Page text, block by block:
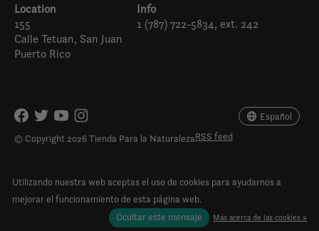
Location
155
Calle Tetuan, San Juan
Puerto Rico
Info
1 (787) 722-5834, ext. 242
© Copyright 2026 Tienda Para la NaturalezaRSS feed
Español
Utilizando nuestra web aceptas el uso de cookies para ayudarnos a
mejorar el funcionamiento de esta página web.
Ocultar este mensaje
Más acerca de las cookies »